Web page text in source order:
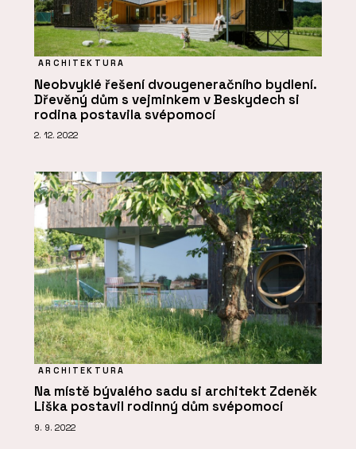
ARCHITEKTURA
Neobvyklé řešení dvougeneračního bydlení.
Dřevěný dům s vejminkem v Beskydech si
rodina postavila svépomocí
2. 12. 2022
ARCHITEKTURA
Na místě bývalého sadu si architekt Zdeněk
Liška postavil rodinný dům svépomocí
9. 9. 2022